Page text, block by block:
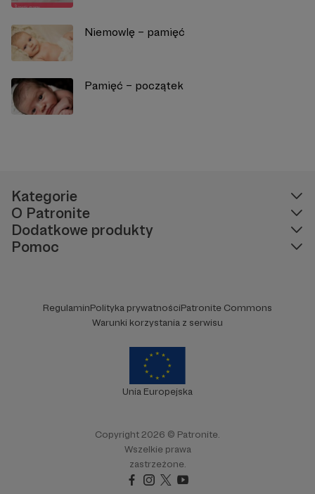
Niemowlę – pamięć
Pamięć – początek
Kategorie
O Patronite
Dodatkowe produkty
Pomoc
RegulaminPolityka prywatnościPatronite Commons
Warunki korzystania z serwisu
Unia Europejska
Copyright 2026 © Patronite.
Wszelkie prawa
zastrzeżone.